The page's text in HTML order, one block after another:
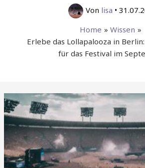
Von lisa •
Home
Wissen
Erlebe das Lollapalooza in
für das Festival im